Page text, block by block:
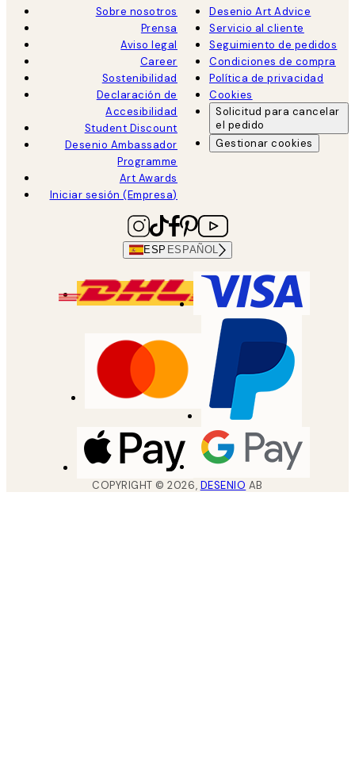
Sobre nosotros
Prensa
Aviso legal
Career
Sostenibilidad
Declaración de
Accesibilidad
Student Discount
Desenio Ambassador
Programme
Art Awards
Iniciar sesión (Empresa)
Desenio Art Advice
Servicio al cliente
Seguimiento de pedidos
Condiciones de compra
Política de privacidad
Cookies
Solicitud para cancelar
el pedido
Gestionar cookies
ESP ESPAÑOL
COPYRIGHT ©2026, DESENIO AB